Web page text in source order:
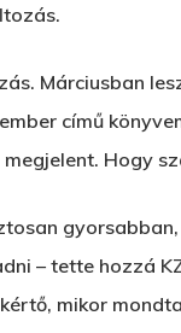
Márciusban
című
Hogy
– tette hozzá
mikor